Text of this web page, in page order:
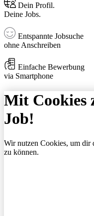
Dein Profil.
Deine Jobs.
Entspannte Jobsuche
ohne Anschreiben
Einfache Bewerbung
via Smartphone
Mit Cookies
Job!
Wir nutzen Cookies, um dir
zu können.